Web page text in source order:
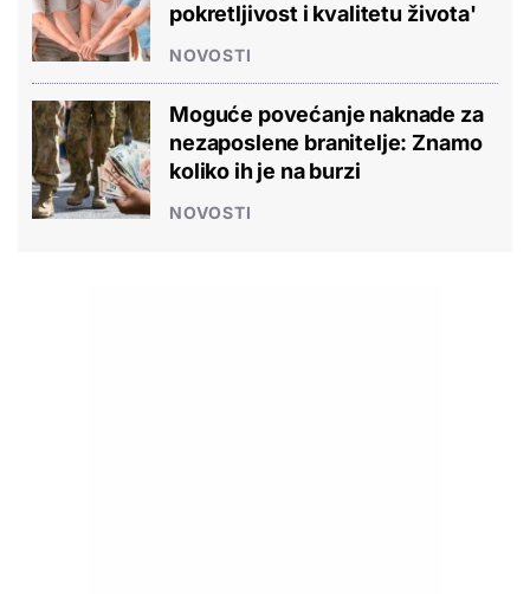
pokretljivost i kvalitetu života'
NOVOSTI
Moguće povećanje naknade za
nezaposlene branitelje: Znamo
koliko ih je na burzi
NOVOSTI